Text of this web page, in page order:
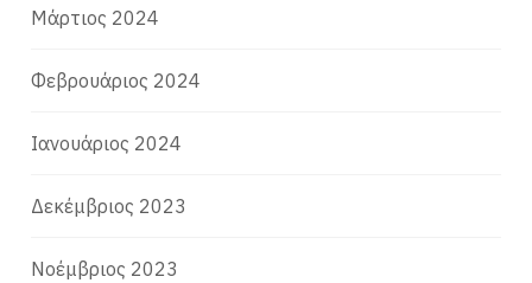
Μάρτιος 2024
Φεβρουάριος 2024
Ιανουάριος 2024
Δεκέμβριος 2023
Νοέμβριος 2023